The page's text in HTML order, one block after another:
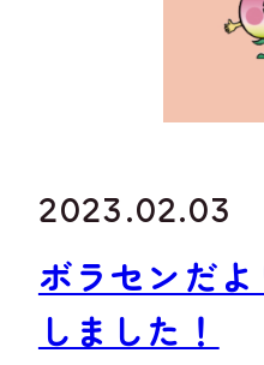
2023.02.03
ボラセンだ
しました！